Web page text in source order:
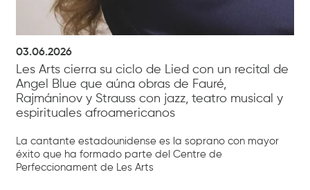
03.06.2026
Les Arts cierra su ciclo de Lied con un recital de
Angel Blue que aúna obras de Fauré,
Rajmáninov y Strauss con jazz, teatro musical y
espirituales afroamericanos
La cantante estadounidense es la soprano con mayor
éxito que ha formado parte del Centre de
Perfeccionament de Les Arts